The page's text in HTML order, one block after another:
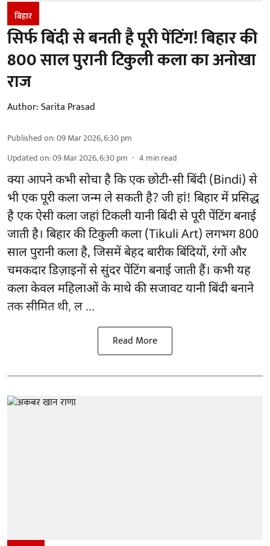
बिहार
सिर्फ बिंदी से बनती है पूरी पेंटिंग! बिहार की
800 साल पुरानी टिकुली कला का अनोखा
राज
Author:Sarita Prasad
Published on:09 Mar 2026, 6:30 pm
Updated on:09 Mar 2026, 6:30 pm 4 min read
क्या आपने कभी सोचा है कि एक छोटी-सी बिंदी (Bindi) से
भी एक पूरी कला जन्म ले सकती है? जी हां! बिहार में प्रसिद्ध
है एक ऐसी कला जहां टिकली यानी बिंदी से पूरी पेंटिंग बनाई
जाती है। बिहार की टिकुली कला (Tikuli Art) लगभग 800
साल पुरानी कला है, जिसमें बेहद बारीक बिंदियों, रंगों और
चमकदार डिज़ाइनों से सुंदर पेंटिंग बनाई जाती हैं। कभी यह
कला केवल महिलाओं के माथे की सजावट यानी बिंदी बनाने
तक सीमित थी, ल ...
Read More